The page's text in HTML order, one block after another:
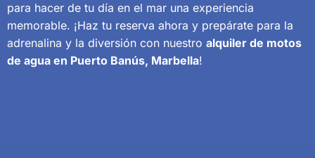
para hacer de tu día en el mar una experiencia
memorable. ¡Haz tu reserva ahora y prepárate para la
adrenalina y la diversión con nuestro alquiler de motos
de agua en Puerto Banús, Marbella!